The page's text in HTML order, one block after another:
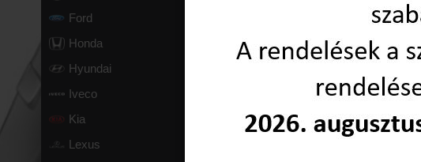
Ford
Honda
Hyundai
Iveco
Kia
Lexus